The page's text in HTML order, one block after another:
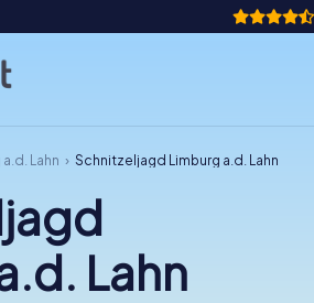
Lahn Schnitzeljagd Limburg a.d. Lahn
Lahn